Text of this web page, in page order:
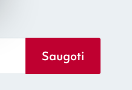
Saugoti